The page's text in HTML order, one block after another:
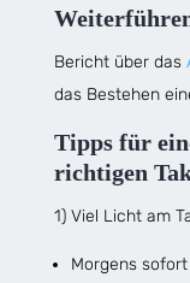
Bericht über das
das Bestehen
Tipps für
richtigen
1) Viel Licht am
Morgens